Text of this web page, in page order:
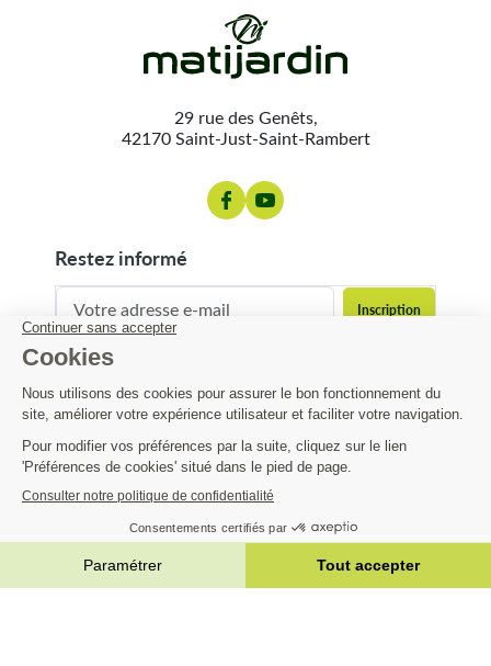
5,22 €
  AJOUTER AU PANIER
29 rue des Genêts,
42170 Saint-Just-Saint-Rambert
restez informé
contact@matijardin.fr 04 81 120 120
Matijardin
Infos pratiques
|Réalisation